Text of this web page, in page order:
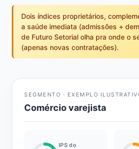
Dois índices proprietários,
a saúde imediata (admissões +
de Futuro Setorial olha pra onde o
(apenas novas contratações).
SEGMENTO · EXEMPLO
Comércio varejista
IPS do